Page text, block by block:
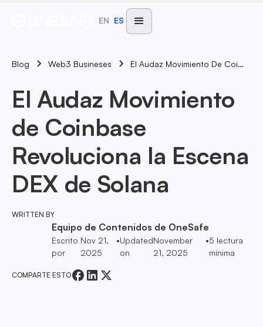
EN ES
Blog Web3 Busineses El Audaz Movimiento De Coinbase Revoluciona La Escena DEX De Solana
El Audaz Movimiento
de Coinbase
Revoluciona la Escena
DEX de Solana
WRITTEN BY
Equipo de Contenidos de OneSafe
Escrito
por
Nov 21,
2025
•Updated
on
November
21, 2025
•5 lectura
mínima
COMPARTE ESTO